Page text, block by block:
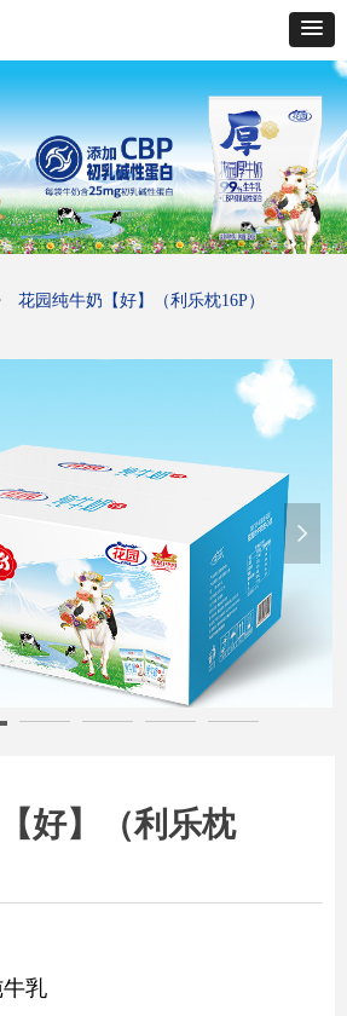
花园纯牛奶【好】（利乐枕16P）
好】（利乐枕
乳
넲